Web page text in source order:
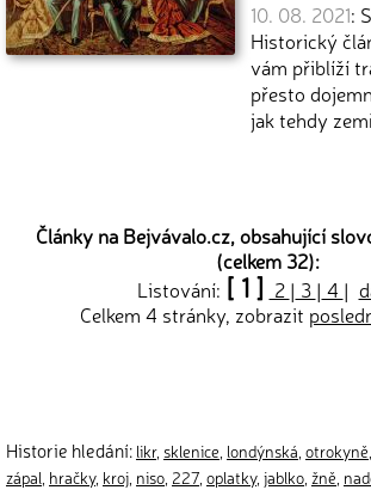
10. 08. 2021:
Historický
vám přiblíží
přesto
jak tehdy
Články na Bejvávalo.cz, obsahující
(celkem 32):
Listování: [ 1 ] 2 | 3 | 4 |
Celkem 4 stránky, zobrazit
Historie hledání: likr, sklenice londýnská otrokyně
zápal hračky, kroj niso 227 oplatky, jablko žně